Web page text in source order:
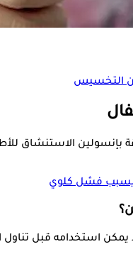
الاستنشاق
يسبب فشل كلوي